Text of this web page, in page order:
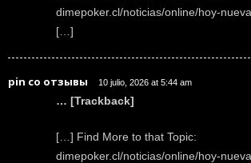
dimepoker.cl/noticias/online/hoy-
[…]
pin co отзывы 10 julio, 2026 at 5:44 am
… [Trackback]
[…] Find More to that Topic:
dimepoker.cl/noticias/online/hoy-